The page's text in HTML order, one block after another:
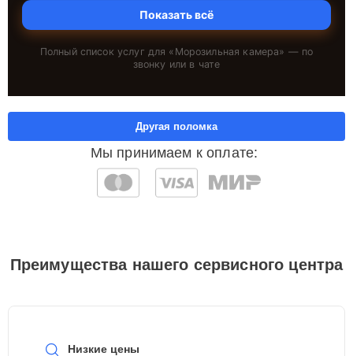
Показать всё
Полный список услуг для « Морозильная камера» — по
звонку или в чате
Мы принимаем к оплате:
Другая поломка
Преимущества нашего сервисного центра
Низкие цены